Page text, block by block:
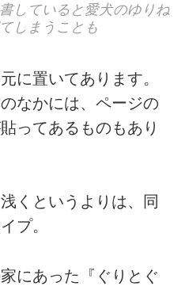
していると愛犬のゆりね
しまうことも
に置いてあります。
なかには、ページの
ってあるものもあり
くというよりは、同
プ。
にあった『ぐりとぐ